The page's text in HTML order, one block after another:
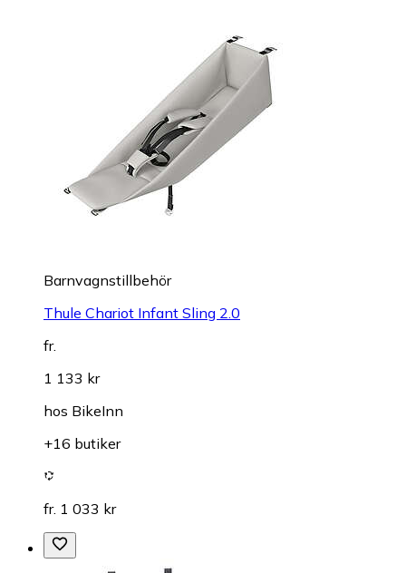
Barnvagnstillbehör
Thule Chariot Infant Sling 2.0
fr.
1 133 kr
hos BikeInn
+16 butiker
fr. 1 033 kr